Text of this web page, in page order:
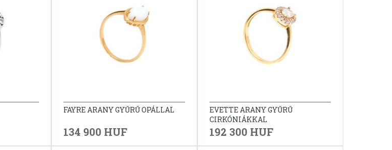
FAYRE ARANY GYŰRŰ OPÁLLAL
134 900 HUF
EVETTE ARANY GYŰRŰ
CIRKÓNIÁKKAL
192 300 HUF